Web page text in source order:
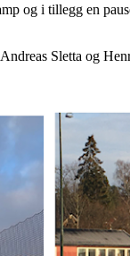
og i tillegg en
Sletta og